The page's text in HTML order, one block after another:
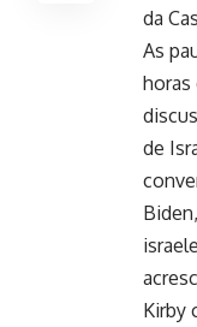
da
As
horas
de
Kirby